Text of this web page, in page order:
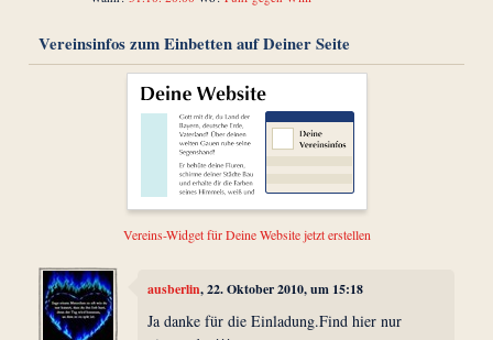
Vereinsinfos zum Einbetten auf Deiner Seite
Vereins-Widget für Deine Website jetzt erstellen
ausberlin, 22. Oktober 2010, um 15:18
Ja danke für die Einladung.Find hier nur